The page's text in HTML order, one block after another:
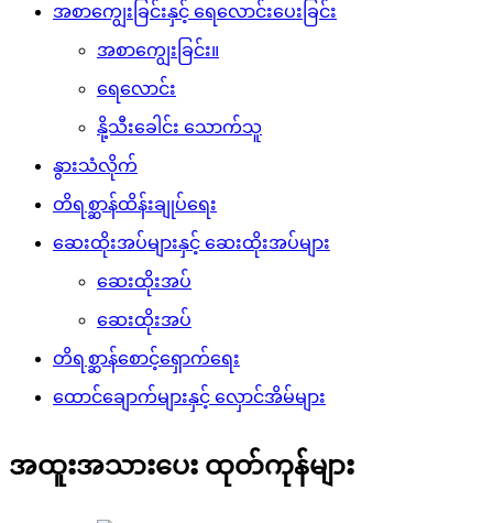
အစာကျွေးခြင်းနှင့် ရေလောင်းပေးခြင်း
အစာကျွေးခြင်း။
ရေလောင်း
နို့သီးခေါင်း သောက်သူ
နွားသံလိုက်
တိရစ္ဆာန်ထိန်းချုပ်ရေး
ဆေးထိုးအပ်များနှင့် ဆေးထိုးအပ်များ
ဆေးထိုးအပ်
ဆေးထိုးအပ်
တိရစ္ဆာန်စောင့်ရှောက်ရေး
ထောင်ချောက်များနှင့် လှောင်အိမ်များ
အထူးအသားပေး ထုတ်ကုန်များ